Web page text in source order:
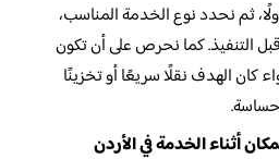
ثم نحدد نوع الخدمة المناسب،
التنفيذ. كما نحرص على أن تكون
كان الهدف نقلًا سريعًا أو تخزينًا
أثناء الخدمة في الأردن